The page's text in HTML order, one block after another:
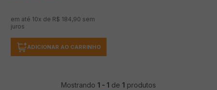
em até 10x de R$ 184,90 sem
juros
ADICIONAR AO CARRINHO
Mostrando 1 - 1 de 1 produtos